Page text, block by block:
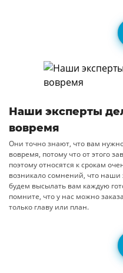
Наши эксперты
вовремя
Они точно знают, что вам
вовремя, потому что от этого
поэтому относятся к срокам
возникало сомнений, что наши
будем высылать вам каждую
помните, что у нас можно
только главу или план.